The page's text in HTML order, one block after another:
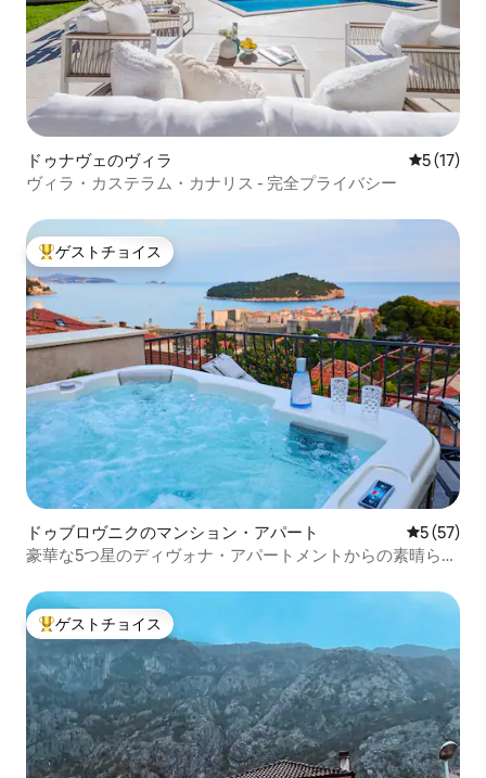
ドゥナヴェのヴィラ レビュー
5 (17)
ヴィラ・カステラム・カナリス - 完全プライバシー
大好評のゲストチョイスです。
ゲストチョイス
ドゥブロヴニクのマンション・アパート レビュー
5 (57)
豪華な5つ星のディヴォナ・アパートメントからの素晴らし
大好評のゲストチョイスです。
ゲストチョイス